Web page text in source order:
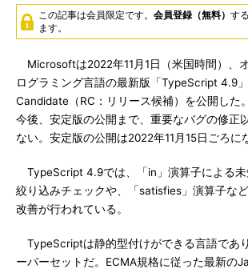
この記事は会員限定です。 会員登録（無料） す
ます。
Microsoftは2022年11月1日（米国時間）、
ログラミング言語の最新版「TypeScript 4.9
Candidate（RC：リリース候補）を公開した
今後、安定版の公開まで、重要なバグの修正
ない。安定版の公開は2022年11月15日ごろに
TypeScript 4.9では、「in」演算子による未
絞り込みチェックや、「satisfies」演算子な
改善が行われている。
TypeScriptは静的型付けができる言語であ
ーパーセットだ。ECMA規格に従った最新の